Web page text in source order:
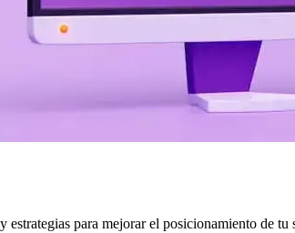
estrategias para mejorar el posicionamiento de